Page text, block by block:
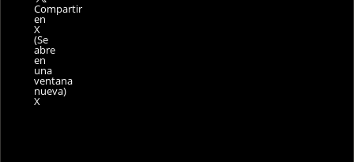
Compartir
en
X
(Se
abre
en
una
ventana
nueva)
X